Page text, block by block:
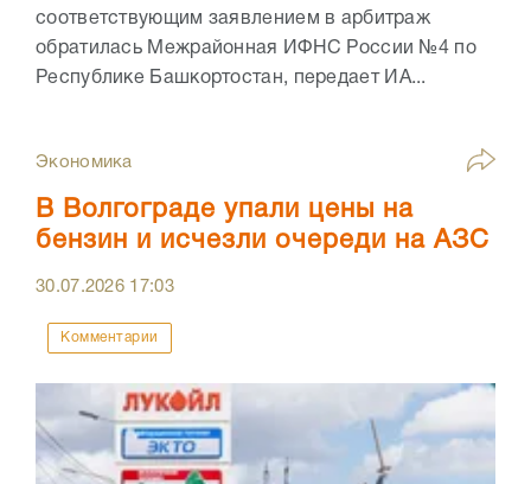
соответствующим заявлением в арбитраж
обратилась Межрайонная ИФНС России №4 по
Республике Башкортостан, передает ИА...
Экономика
В Волгограде упали цены на
бензин и исчезли очереди на АЗС
30.07.2026 17:03
Комментарии